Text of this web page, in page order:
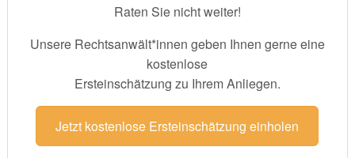
Raten Sie nicht weiter!
Unsere Rechtsanwält*innen geben Ihnen gerne eine
kostenlose
Ersteinschätzung zu Ihrem Anliegen.
Jetzt kostenlose Ersteinschätzung einholen